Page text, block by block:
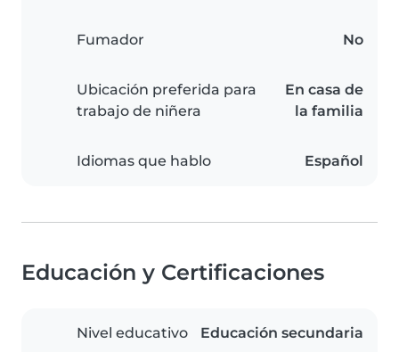
Fumador No
Ubicación preferida para
trabajo de niñera
En casa de
la familia
Idiomas que hablo Español
Educación y Certificaciones
Nivel educativo Educación secundaria